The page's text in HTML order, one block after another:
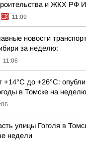
и ЖКХ РФ
11:09
новости
за неделю:
11:06
+14°С до +26°С:
в Томске на неделю
улицы Гоголя в
недели